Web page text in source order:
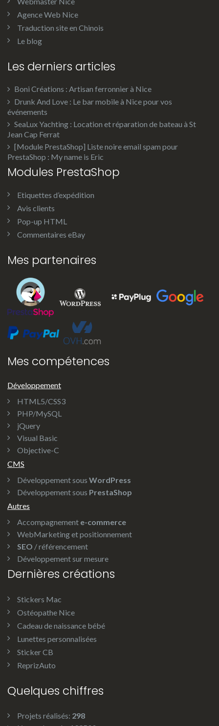
Agence Web Nice
Traduction site en Chinois
Le blog
Les derniers articles
Boni Créations : Artisan ferronnier à Nice
Drunk And Love : Le bar mobile à Nice pour vos
événements
SeaLux Yachting : Location et réparation de bateau à St
Jean Cap Ferrat
[Module PrestaShop] Liste noire email spam pour
PrestaShop : My name is Eric
Modules PrestaShop
Etiquettes d’expédition
Avis clients
Pop-up HTML
Commentaires eBay
Mes partenaires
Mes compétences
Développement
HTML5/CSS3
PHP/MySQL
jQuery
Visual Basic
Objective-C
CMS
Développement sous WordPress
Développement sous PrestaShop
Autres
Accompagnement e-commerce
WebMarketing et positionnement
SEO / référencement
Développement sur mesure
Dernières créations
Stickers Mac
Ostéopathe Nice
Cadeau de naissance bébé
Lunettes personnalisées
Sticker CB
ReprizAuto
Quelques chiffres
Projets réalisés: 298